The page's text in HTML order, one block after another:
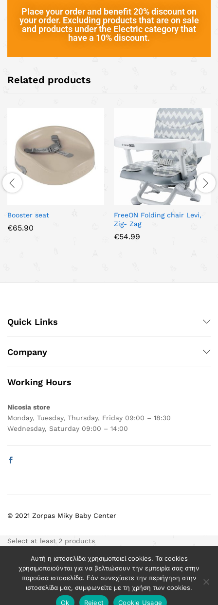
Place your order and benefit 20% discount on
your order. Excluding products that are on sale
and products under the Electric category that
have a 10% discount.
Related products
Booster seat
€65.90
FreeON Folding chair Levi,
Zig- Zag
€54.99
Quick Links
Company
Working Hours
Nicosia store
Monday, Tuesday, Thursday, Friday 09:00 – 18:30
Wednesday, Saturday 09:00 – 14:00
© 2021 Zorpas Miky Baby Center
Select at least 2 products
View comparison
Αυτή η ιστοσελίδα χρησιμοποιεί cookies. Τα cookies
χρησιμοποιούνται για να βελτιώσουν την εμπειρία σας στην
παρούσα ιστοσελίδα. Εάν συνεχίσετε την περιήγηση στην
ιστοσελίδα μας, συμφωνείτε με τη χρήση των cookies.
Ok
Reject Cookie Usage